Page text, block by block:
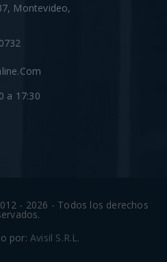
Montevideo,
a 17:30
- 2026 - Todos los derechos
por: Avisil S.R.L.